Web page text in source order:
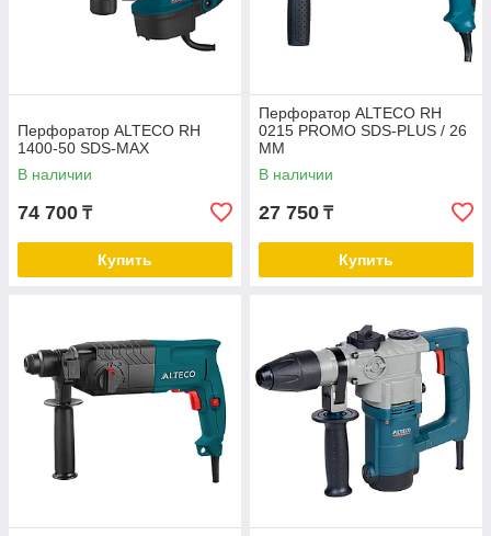
Перфоратор ALTECO RH
1400-50 SDS-MAX
В наличии
74 700 ₸
Купить
Перфоратор ALTECO RH
0215 PROMO SDS-PLUS / 26
ММ
В наличии
27 750 ₸
Купить